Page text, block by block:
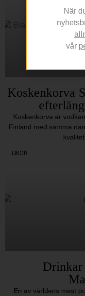
Koskenkorva
Koskenkorva är
Finland med samma
LIKÖR
Drinkar
En av världens mest
När
vår